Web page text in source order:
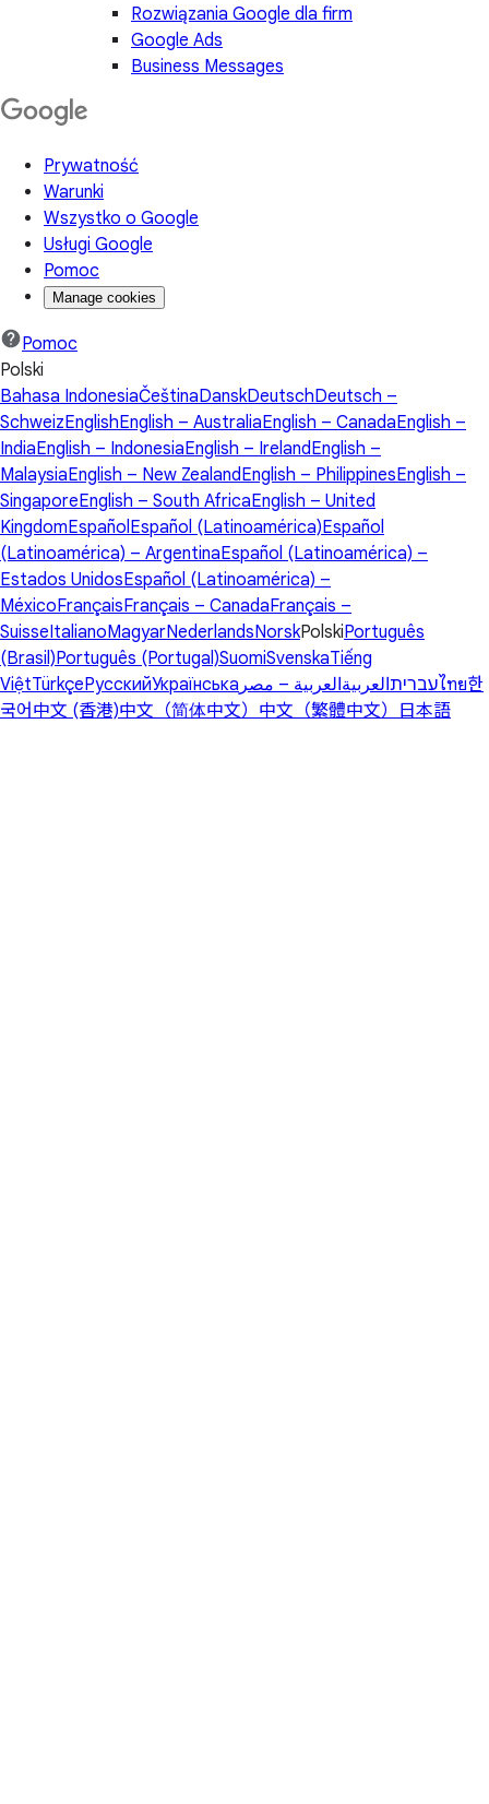
Rozwiązania Google dla firm
Google Ads
Business Messages
Prywatność
Warunki
Wszystko o Google
Usługi Google
Pomoc
Manage cookies
Pomoc
Polski
Bahasa IndonesiaČeštinaDanskDeutschDeutsch –
SchweizEnglishEnglish – AustraliaEnglish – CanadaEnglish –
IndiaEnglish – IndonesiaEnglish – IrelandEnglish –
MalaysiaEnglish – New ZealandEnglish – PhilippinesEnglish –
SingaporeEnglish – South AfricaEnglish – United
KingdomEspañol Español (Latinoamérica)Español
(Latinoamérica) – ArgentinaEspañol (Latinoamérica) –
Estados UnidosEspañol (Latinoamérica) –
MéxicoFrançaisFrançais – CanadaFrançais –
SuisseItalianoMagyarNederlandsNorskPolskiPortuguês
(Brasil)Português (Portugal)SuomiSvenskaTiếng
ViệtTürkçeРусскийУкраїнська עבריתالعربيةالعربية – مصر ไทย한
국어 中文 (香港)中文（简体中文） 中文（繁體中文） 日本語